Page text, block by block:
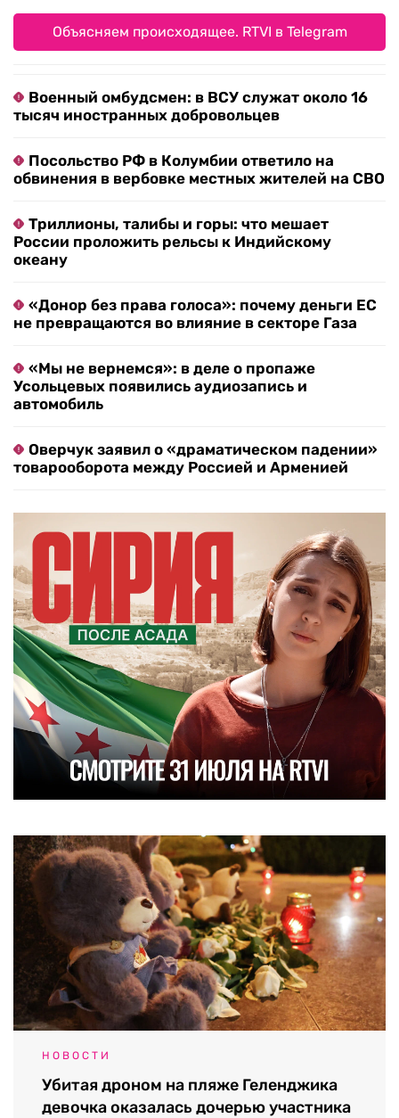
Объясняем происходящее. RTVI в Telegram
Военный омбудсмен: в ВСУ служат около 16
тысяч иностранных добровольцев
Посольство РФ в Колумбии ответило на
обвинения в вербовке местных жителей на СВО
Триллионы, талибы и горы: что мешает
России проложить рельсы к Индийскому
океану
«Донор без права голоса»: почему деньги ЕС
не превращаются во влияние в секторе Газа
«Мы не вернемся»: в деле о пропаже
Усольцевых появились аудиозапись и
автомобиль
Оверчук заявил о «драматическом падении»
товарооборота между Россией и Арменией
НОВОСТИ
Убитая дроном на пляже Геленджика
девочка оказалась дочерью участника